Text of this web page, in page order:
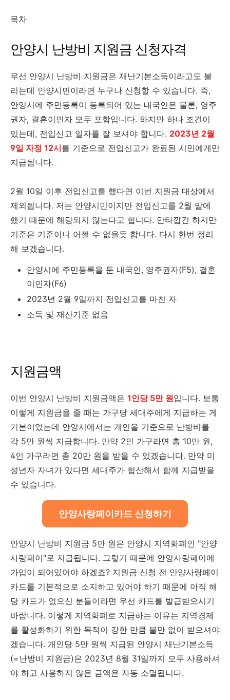
목차
안양시 난방비 지원금 신청자격
우선 안양시 난방비 지원금은 재난기본소득이라고도 불
리는데 안양시민이라면 누구나 신청할 수 있습니다. 즉,
안양시에 주민등록이 등록되어 있는 내국인은 물론, 영주
권자, 결혼이민자 모두 포함입니다. 하지만 하나 조건이
있는데, 전입신고 일자를 잘 보셔야 합니다. 2023년 2월
9일 자정 12시를 기준으로 전입신고가 완료된 시민에게만
지급됩니다.
2월 10일 이후 전입신고를 했다면 이번 지원금 대상에서
제외됩니다. 저는 안양시민이지만 전입신고를 2월 말에
했기 때문에 해당되지 않는다고 합니다. 안타깝긴 하지만
기준은 기준이니 어쩔 수 없을듯 합니다. 다시 한번 정리
해 보겠습니다.
안양시에 주민등록을 둔 내국인, 영주권자(F5), 결혼
이민자(F6)
2023년 2월 9일까지 전입신고를 마친 자
소득 및 재산기준 없음
지원금액
이번 안양시 난방비 지원금액은 1인당 5만 원입니다. 보통
이렇게 지원금을 줄 때는 가구당 세대주에게 지급하는 게
기본이었는데 안양시에서는 개인을 기준으로 난방비를
각 5만 원씩 지급합니다. 만약 2인 가구라면 총 10만 원,
4인 가구라면 총 20만 원을 받을 수 있겠습니다. 만약 미
성년자 자녀가 있다면 세대주가 합산해서 함께 지급받을
수 있습니다.
안양사랑페이카드 신청하기
안양시 난방비 지원금 5만 원은 안양시 지역화폐인 "안양
사랑페이"로 지급됩니다. 그렇기 때문에 안양사랑페이에
가입이 되어있어야 하겠죠? 지원금 신청 전 안양사랑페이
카드를 기본적으로 소지하고 있어야 하기 때문에 아직 해
당 카드가 없으신 분들이라면 우선 카드를 발급받으시기
바랍니다. 이렇게 지역화폐로 지급하는 이유는 지역경제
를 활성화하기 위한 목적이 강한 만큼 불만 없이 받으셔야
겠습니다. 개인당 5만 원씩 지급된 안양시 재난기본소득
(=난방비 지원금)은 2023년 8월 31일까지 모두 사용하셔
야 하고 사용하지 않은 금액은 자동 소멸됩니다.